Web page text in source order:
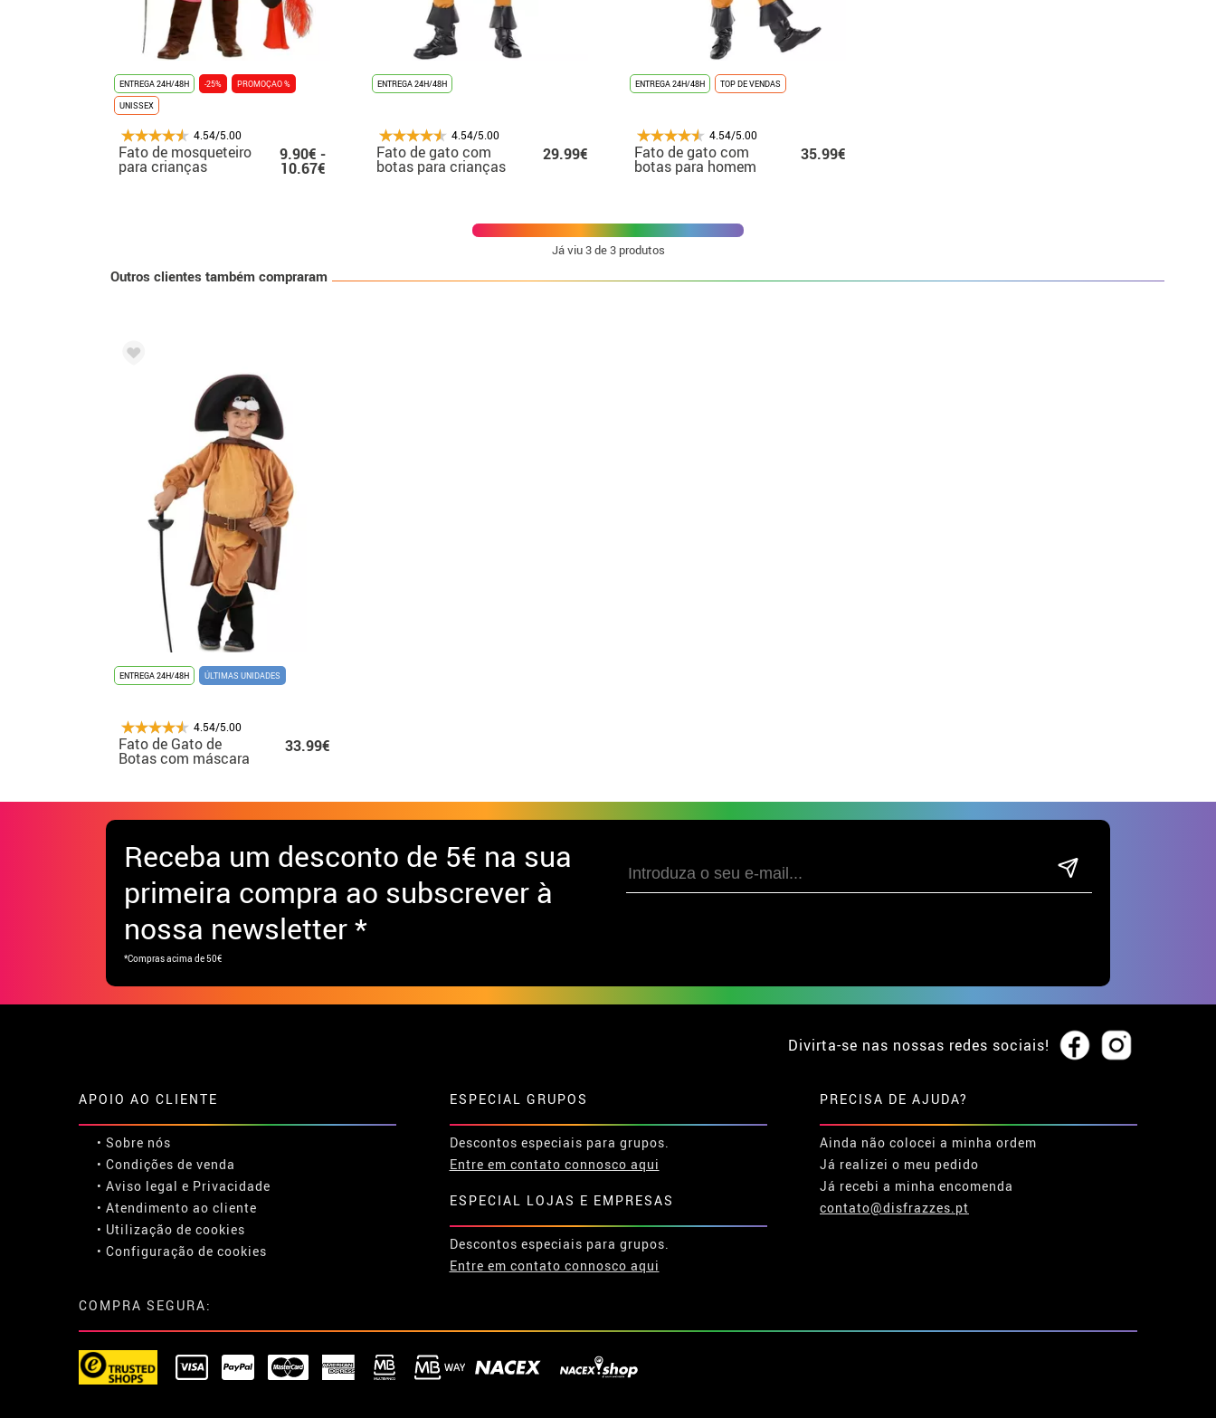
ENTREGA 24H/48H -25%
PROMOÇAO %
UNISSEX
4.54/5.00
Fato de mosqueteiro
para crianças
9.90€ -
10.67€
ENTREGA 24H/48H
4.54/5.00
Fato de gato com
botas para crianças
29.99€
ENTREGA 24H/48H TOP DE VENDAS
4.54/5.00
Fato de gato com
botas para homem
35.99€
Já viu3de 3 produtos
Outros clientes também compraram
ENTREGA 24H/48H ÚLTIMAS UNIDADES
4.54/5.00
Fato de Gato de
Botas com máscara
33.99€
Receba um desconto de 5€ na sua
primeira compra ao subscrever à
nossa newsletter *
*Compras acima de 50€
Divirta-se nas nossas redes sociais!
APOIO AO CLIENTE
• Sobre nós
• Condições de venda
• Aviso legal e Privacidade
• Atendimento ao cliente
• Utilização de cookies
• Configuração de cookies
ESPECIAL GRUPOS
Descontos especiais para grupos.
Entre em contato connosco aqui
ESPECIAL LOJAS E EMPRESAS
Descontos especiais para grupos.
Entre em contato connosco aqui
PRECISA DE AJUDA?
Ainda não colocei a minha ordem
Já realizei o meu pedido
Já recebi a minha encomenda
contato@disfrazzes.pt
COMPRA SEGURA: